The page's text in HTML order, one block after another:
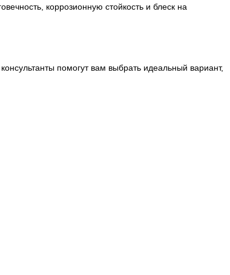
коррозионную стойкость и блеск на
помогут вам выбрать идеальный вариант,